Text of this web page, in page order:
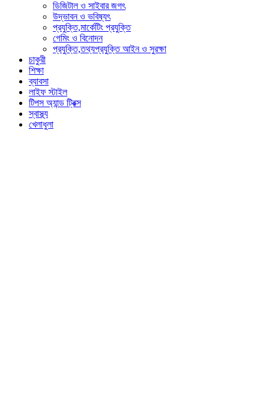
ডিজিটাল ও সাইবার জগৎ
উদ্ভাবন ও ভবিষ্যৎ
প্রযুক্তি,মার্কেটিং প্রযুক্তি
গেমিং ও বিনোদন
প্রযুক্তি,তথ্যপ্রযুক্তি আইন ও সুরক্ষা
চাকুরী
শিক্ষা
ব্যাবসা
লাইফ স্টাইল
টিপস অ্যান্ড ট্রিক্স
স্বাস্থ্য
খেলাধুলা